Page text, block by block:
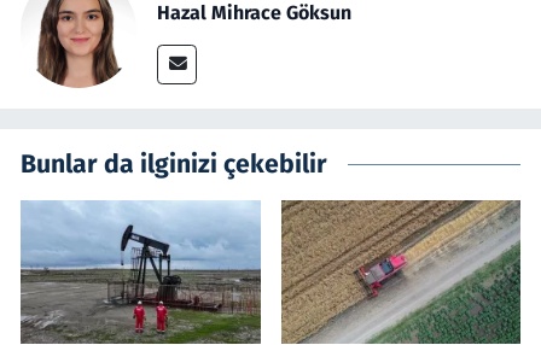
Hazal Mihrace Göksun
Bunlar da ilginizi çekebilir